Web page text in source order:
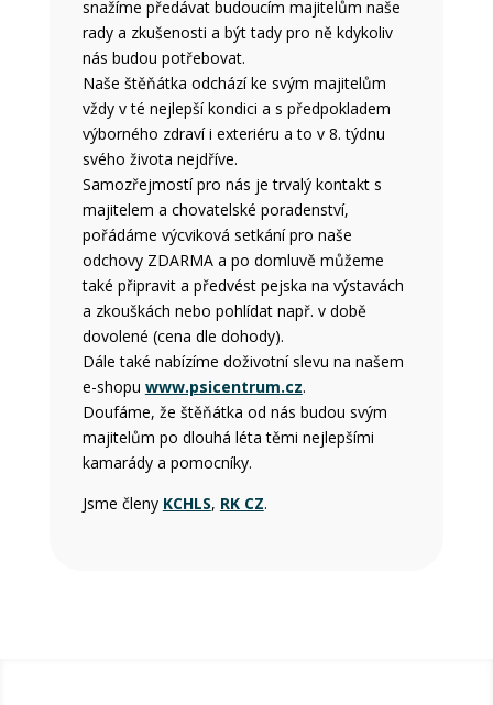
snažíme předávat budoucím majitelům naše
rady a zkušenosti a být tady pro ně kdykoliv
nás budou potřebovat.
Naše štěňátka odchází ke svým majitelům
vždy v té nejlepší kondici a s předpokladem
výborného zdraví i exteriéru a to v 8. týdnu
svého života nejdříve.
Samozřejmostí pro nás je trvalý kontakt s
majitelem a chovatelské poradenství,
pořádáme výcviková setkání pro naše
odchovy ZDARMA a po domluvě můžeme
také připravit a předvést pejska na výstavách
a zkouškách nebo pohlídat např. v době
dovolené (cena dle dohody).
Dále také nabízíme doživotní slevu na našem
e-shopu www.psicentrum.cz.
Doufáme, že štěňátka od nás budou svým
majitelům po dlouhá léta těmi nejlepšími
kamarády a pomocníky.
Jsme členy KCHLS, RK CZ.